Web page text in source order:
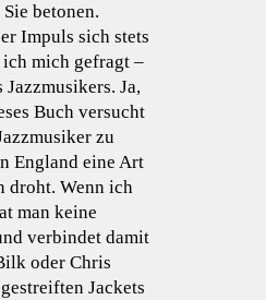
betonen.
Impuls sich stets
ich mich gefragt –
Ja,
Buch versucht
zu
England eine Art
droht. Wenn ich
man keine
verbindet damit
oder Chris
Jackets